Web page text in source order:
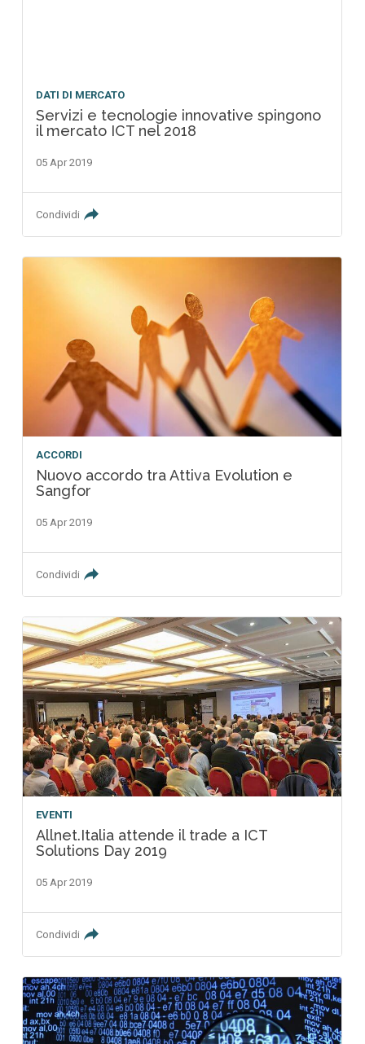
DATI DI MERCATO
Servizi e tecnologie innovative spingono
il mercato ICT nel 2018
05 Apr 2019
Condividi
ACCORDI
Nuovo accordo tra Attiva Evolution e
Sangfor
05 Apr 2019
Condividi
EVENTI
Allnet.Italia attende il trade a ICT
Solutions Day 2019
05 Apr 2019
Condividi